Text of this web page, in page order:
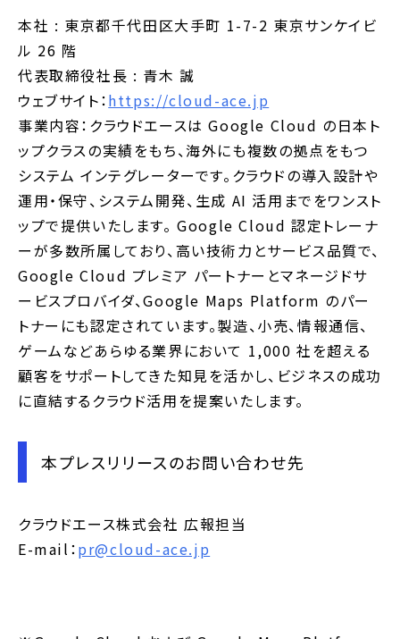
本社 : 東京都千代田区大手町 1-7-2 東京サンケイビ
ル 26 階
代表取締役社長 : 青木 誠
ウェブサイト：https://cloud-ace.jp
事業内容：クラウドエースは Google Cloud の日本ト
ップクラスの実績をもち、海外にも複数の拠点をもつ
システム インテグレーターです。クラウドの導入設計や
運用・保守、システム開発、生成 AI 活用までをワンスト
ップで提供いたします。 Google Cloud 認定トレーナ
ーが多数所属しており、高い技術力とサービス品質で、
Google Cloud プレミア パートナーとマネージドサ
ービスプロバイダ、Google Maps Platform のパー
トナーにも認定されています。製造、小売、情報通信、
ゲームなどあらゆる業界において 1,000 社を超える
顧客をサポートしてきた知見を活かし、ビジネスの成功
に直結するクラウド活用を提案いたします。
本プレスリリースのお問い合わせ先
クラウドエース株式会社 広報担当
E-mail：pr@cloud-ace.jp